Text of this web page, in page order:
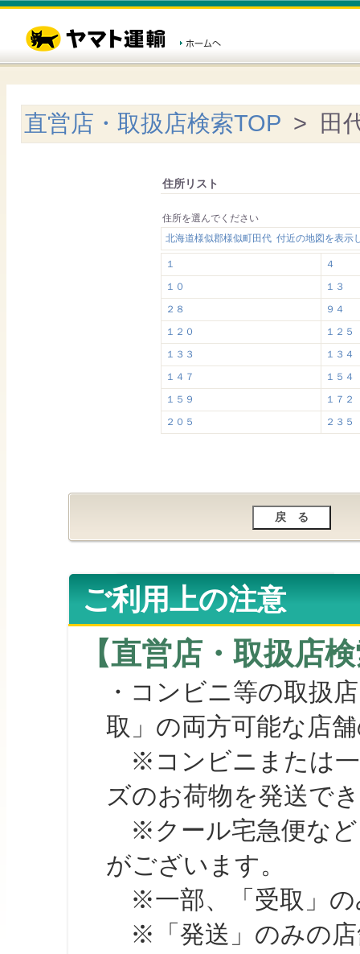
直営店・取扱店検索TOP > 田
住所リスト
住所を選んでください
北海道様似郡様似町田代 付近の地図を表示
１
４
１０
１３
２８
９４
１２０
１２５
１３３
１３４
１４７
１５４
１５９
１７２
２０５
２３５
ご利用上の注意
【直営店・取扱店
・コンビニ等の取扱
取」の両方可能な店
※コンビニまたは一
ズのお荷物を発送で
※クール宅急便など
がございます。
※一部、「受取」の
※「発送」のみの店